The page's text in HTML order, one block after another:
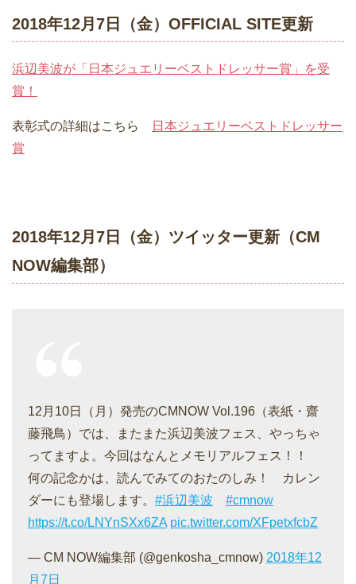
2018年12月7日（金）OFFICIAL SITE更新
浜辺美波が「日本ジュエリーベストドレッサー賞」を受
賞！
表彰式の詳細はこちら
日本ジュエリーベストドレッサー
賞
2018年12月7日（金）ツイッター更新（CM
NOW編集部）
12月10日（月）発売のCMNOW Vol.196（表紙・齋
藤飛鳥）では、またまた浜辺美波フェス、やっちゃ
ってますよ。今回はなんとメモリアルフェス！！
何の記念かは、読んでみてのおたのしみ！ カレン
ダーにも登場します。 #浜辺美波
#cmnow
https://t.co/LNYnSXx6ZA pic.twitter.com/XFpetxfcbZ
— CM NOW編集部 (@genkosha_cmnow) 2018年12
月7日